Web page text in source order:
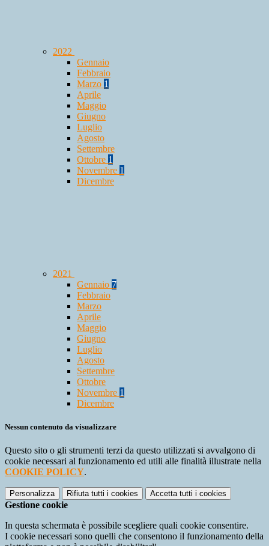
2022
Gennaio
Febbraio
Marzo 1
Aprile
Maggio
Giugno
Luglio
Agosto
Settembre
Ottobre 1
Novembre 1
Dicembre
2021
Gennaio 7
Febbraio
Marzo
Aprile
Maggio
Giugno
Luglio
Agosto
Settembre
Ottobre
Novembre 1
Dicembre
Nessun contenuto da visualizzare
Questo sito o gli strumenti terzi da questo utilizzati si avvalgono di
cookie necessari al funzionamento ed utili alle finalità illustrate nella
COOKIE POLICY.
Personalizza Rifiuta tutti i cookies Accetta tutti i cookies
Gestione cookie
In questa schermata è possibile scegliere quali cookie consentire.
I cookie necessari sono quelli che consentono il funzionamento della